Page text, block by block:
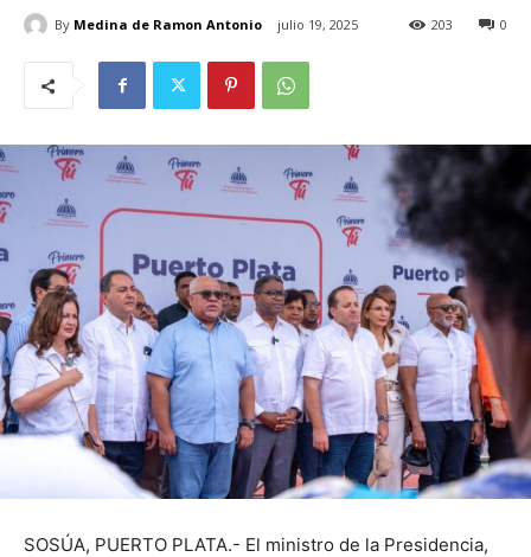
By Medina de Ramon Antonio julio 19, 2025 0
203
SOSÚA, PUERTO PLATA.- El ministro de la Presidencia,